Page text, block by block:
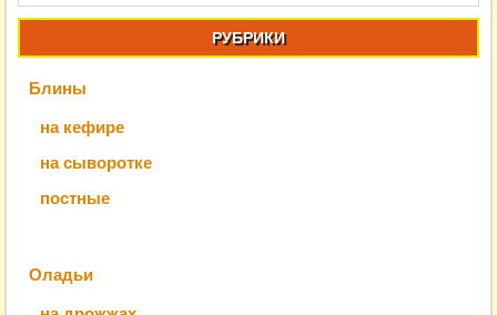
РУБРИКИ
Блины
на кефире
на сыворотке
постные
Оладьи